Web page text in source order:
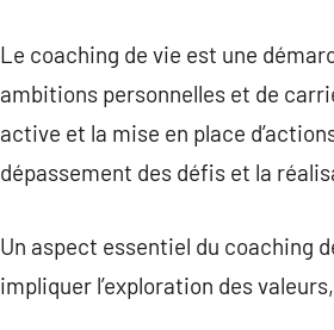
Le coaching de vie est une
ambitions personnelles et de
active et la mise en place
dépassement des défis et la
Un aspect essentiel du coaching
impliquer l’exploration des